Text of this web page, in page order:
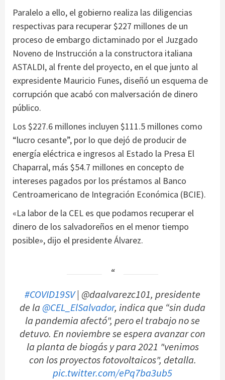
Paralelo a ello, el gobierno realiza las diligencias
respectivas para recuperar $227 millones de un
proceso de embargo dictaminado por el Juzgado
Noveno de Instrucción a la constructora italiana
ASTALDI, al frente del proyecto, en el que junto al
expresidente Mauricio Funes, diseñó un esquema de
corrupción que acabó con malversación de dinero
público.
Los $227.6 millones incluyen $111.5 millones como
“lucro cesante”, por lo que dejó de producir de
energía eléctrica e ingresos al Estado la Presa El
Chaparral, más $54.7 millones en concepto de
intereses pagados por los préstamos al Banco
Centroamericano de Integración Económica (BCIE).
«La labor de la CEL es que podamos recuperar el
dinero de los salvadoreños en el menor tiempo
posible», dijo el presidente Álvarez.
#COVID19SV| @daalvarezc101, presidente
de la @CEL_ElSalvador, indica que “sin duda
la pandemia afectó", pero el trabajo no se
detuvo. En noviembre se espera avanzar con
la planta de biogás y para 2021 "venimos
con los proyectos fotovoltaicos", detalla.
pic.twitter.com/ePq7ba3ub5